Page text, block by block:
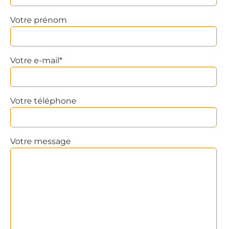
Votre prénom
Votre e-mail*
Votre téléphone
Votre message